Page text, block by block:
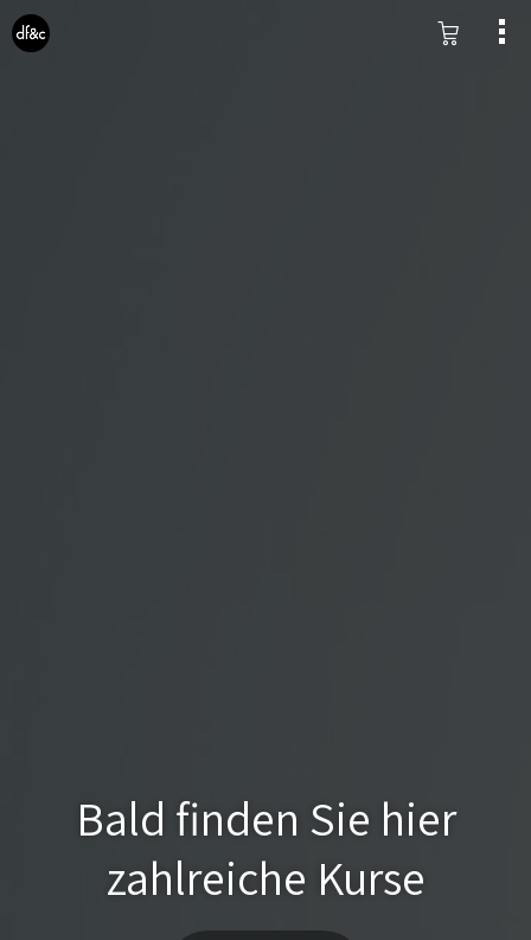
Bald finden Sie hier
zahlreiche Kurse